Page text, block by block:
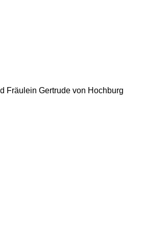
Fräulein Gertrude von Hochburg